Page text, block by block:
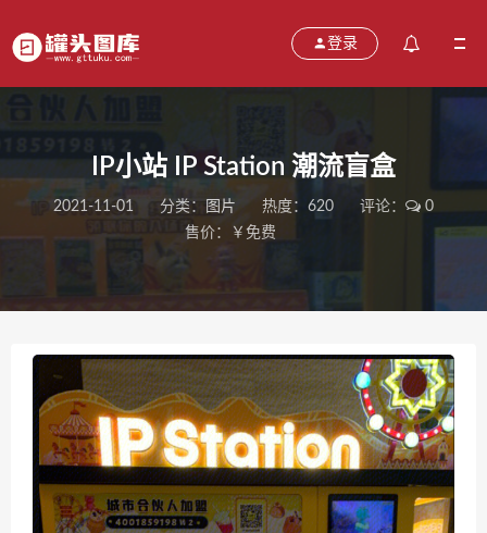
登录
IP小站 IP Station 潮流盲盒
2021-11-01 分类： 图片 热度：620 评论：
0
售价：￥免费